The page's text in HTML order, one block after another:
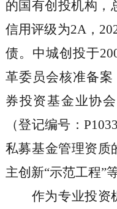
的国有创投机构，
信用评级为2A，
债。中城创投于
革委员会核准备案
券投资基金业协
（登记编号：
私募基金管理资质
主创新“示范工程”
作为专业投资